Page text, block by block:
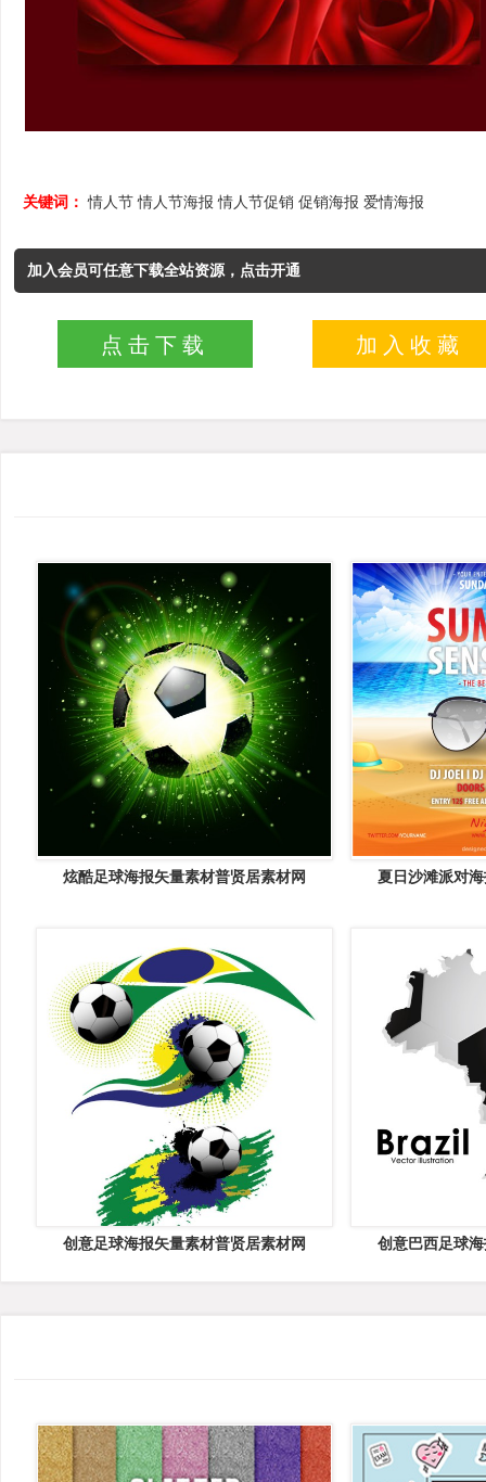
关键词： 情人节 情人节海报 情人节促销 促销海报 爱情海报
加入会员可任意下载全站资源，点击开通
点击下载 加入收藏
炫酷足球海报矢量素材普贤居素材网 夏日沙滩派对
创意足球海报矢量素材普贤居素材网 创意巴西足球